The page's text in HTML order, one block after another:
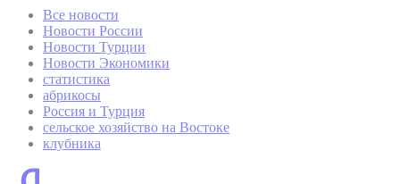
Все новости
Новости России
Новости Турции
Новости Экономики
статистика
абрикосы
Россия и Турция
сельское хозяйство на Востоке
клубника